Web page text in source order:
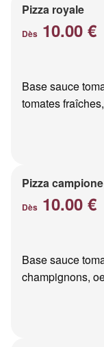
Pizza royale
Dès 10.00 €
Base sauce
tomates
Pizza campione
Dès 10.00 €
Base sauce
champignons,